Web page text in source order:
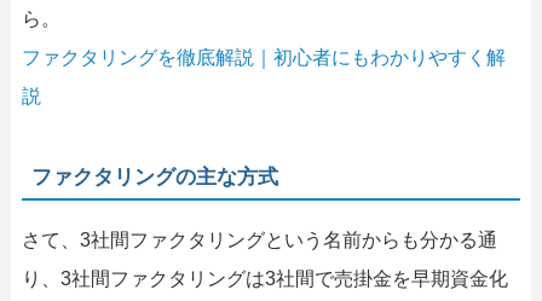
ら。
ファクタリングを徹底解説｜初心者にもわかりやすく解
説
ファクタリングの主な方式
さて、3社間ファクタリングという名前からも分かる通
り、3社間ファクタリングは3社間で売掛金を早期資金化